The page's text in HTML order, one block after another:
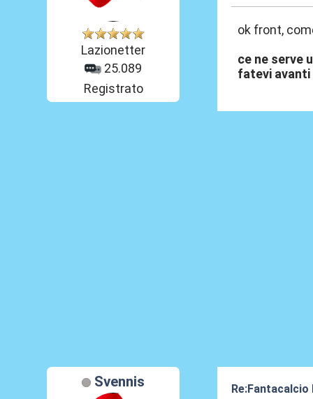
Lazionetter
25.089
Registrato
ok front,
ce ne serve
fatevi avanti
Svennis